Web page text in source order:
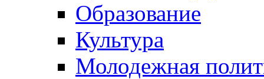
Образование
Культура
Молодежная